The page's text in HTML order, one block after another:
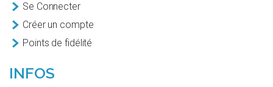
Se Connecter
Créer un compte
Points de fidélité
INFOS